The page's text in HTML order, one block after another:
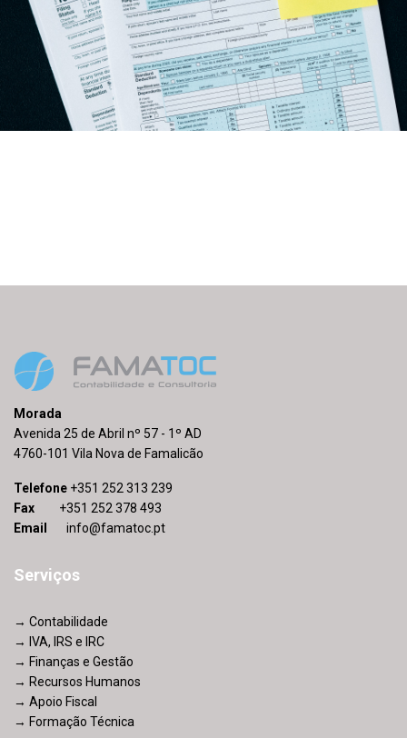
Morada
Avenida 25 de Abril nº 57 - 1º AD
4760-101 Vila Nova de Famalicão
Telefone +351 252 313 239
Fax +351 252 378 493
Email info@famatoc.pt
Serviços
→ Contabilidade
→ IVA, IRS e IRC
→ Finanças e Gestão
→ Recursos Humanos
→ Apoio Fiscal
→ Formação Técnica